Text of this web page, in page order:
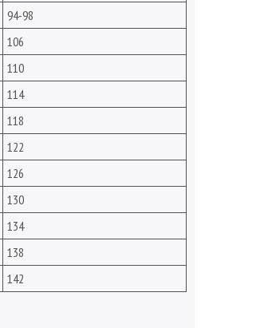
94-98
106
110
114
118
122
126
130
134
138
142